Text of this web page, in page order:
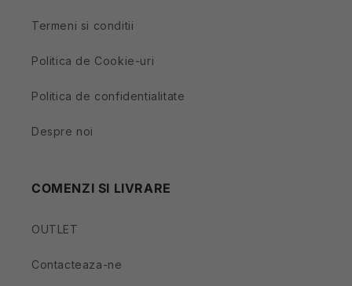
Termeni si conditii
Politica de Cookie-uri
Politica de confidentialitate
Despre noi
COMENZI SI LIVRARE
OUTLET
Contacteaza-ne